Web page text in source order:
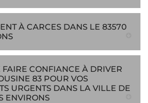
À CARCES DANS LE 83570
CONFIANCE À DRIVER
83 POUR VOS
URGENTS DANS LA VILLE DE
ENVIRONS